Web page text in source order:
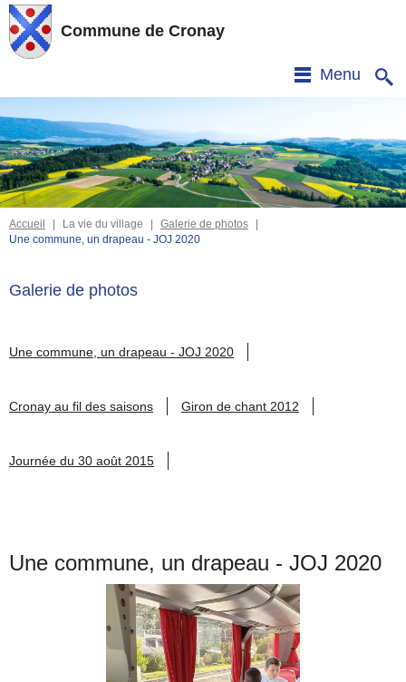
Commune de Cronay
Menu
Accueil | La vie du village | Galerie de photos
|
Une commune, un drapeau - JOJ 2020
Galerie de photos
Une commune, un drapeau - JOJ 2020
Cronay au fil des saisons Giron de chant 2012
Journée du 30 août 2015
Une commune, un drapeau - JOJ 2020